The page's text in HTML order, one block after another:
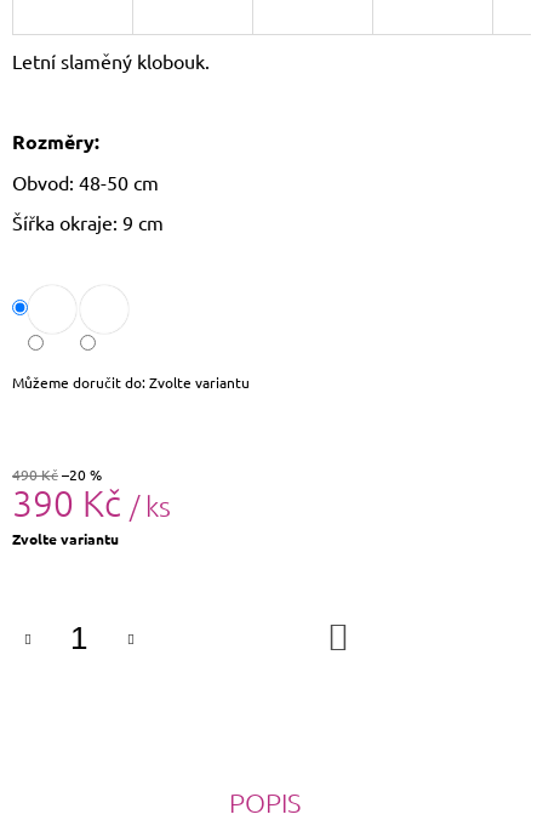
Letní slaměný klobouk.
Rozměry:
Obvod: 48-50 cm
Šířka okraje: 9 cm
Můžeme doručit do:Zvolte variantu
490 Kč–20 %
390 Kč / ks
Měrná
Zvolte variantu
POPIS
E
M
LETNÍ
SULLY
699
Kč
Kč